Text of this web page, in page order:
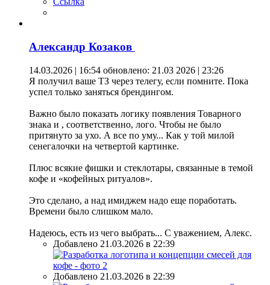
Александр Козаков
14.03.2026 | 16:54 обновлено: 21.03 2026 | 23:26
Я получил ваше ТЗ через телегу, если помните. Пока
успел только заняться брендингом.
Важно было показать логику появления Товарного
знака и , соответственно, лого. Чтобы не было
притянуто за ухо. А все по уму... Как у той милой
сенегалочки на четвертой картинке.
Плюс всякие фишки и стеклотары, связанные в темой
кофе и «кофейных ритуалов».
Это сделано, а над имиджем надо еще поработать.
Времени было слишком мало.
Надеюсь, есть из чего выбрать... С уважением, Алекс.
Добавлено 21.03.2026 в 22:39
Добавлено 21.03.2026 в 22:39